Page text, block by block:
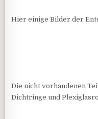
Hier einige Bilder der
Die nicht vorhandenen
Dichtringe und